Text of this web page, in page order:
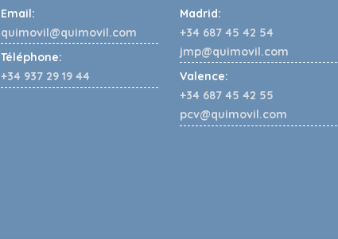
Email:
quimovil@quimovil.com
Téléphone:
+34 937 29 19 44
Madrid:
+34 687 45 42 54
jmp@quimovil.com
Valence:
+34 687 45 42 55
pcv@quimovil.com